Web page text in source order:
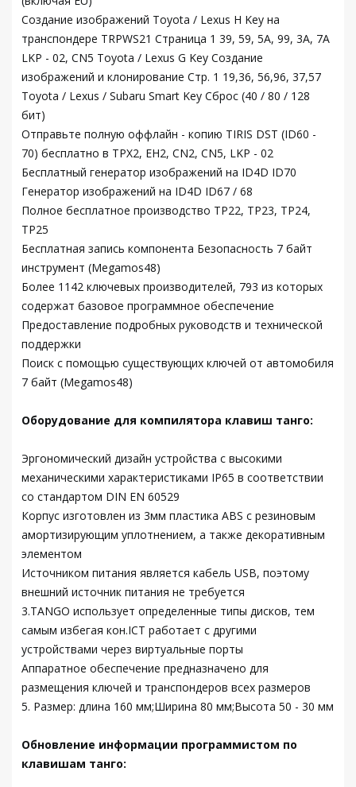
Создание изображений Toyota / Lexus H Key на
транспондере TRPWS21 Страница 1 39, 59, 5A, 99, 3A, 7A
LKP - 02, CN5 Toyota / Lexus G Key Создание
изображений и клонирование Стр. 1 19,36, 56,96, 37,57
Toyota / Lexus / Subaru Smart Key Сброс (40 / 80 / 128
бит)
Отправьте полную оффлайн - копию TIRIS DST (ID60 -
70) бесплатно в TPX2, EH2, CN2, CN5, LKP - 02
Бесплатный генератор изображений на ID4D ID70
Генератор изображений на ID4D ID67 / 68
Полное бесплатное производство TP22, TP23, TP24,
TP25
Бесплатная запись компонента Безопасность 7 байт
инструмент (Megamos48)
Более 1142 ключевых производителей, 793 из которых
содержат базовое программное обеспечение
Предоставление подробных руководств и технической
поддержки
Поиск с помощью существующих ключей от автомобиля
7 байт (Megamos48)
Оборудование для компилятора клавиш танго:
Эргономический дизайн устройства с высокими
механическими характеристиками IP65 в соответствии
со стандартом DIN EN 60529
Корпус изготовлен из 3мм пластика ABS с резиновым
амортизирующим уплотнением, а также декоративным
элементом
Источником питания является кабель USB, поэтому
внешний источник питания не требуется
3.TANGO использует определенные типы дисков, тем
самым избегая кон.ICT работает с другими
устройствами через виртуальные порты
Аппаратное обеспечение предназначено для
размещения ключей и транспондеров всех размеров
5. Размер: длина 160 мм;Ширина 80 мм;Высота 50 - 30 мм
Обновление информации программистом по
клавишам танго: